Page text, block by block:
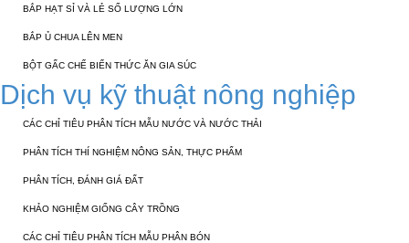
BẮP HẠT SỈ VÀ LẺ SỐ LƯỢNG LỚN
BẮP Ủ CHUA LÊN MEN
BỘT GẤC CHẾ BIẾN THỨC ĂN GIA SÚC
Dịch vụ kỹ thuật nông nghiệp
CÁC CHỈ TIÊU PHÂN TÍCH MẪU NƯỚC VÀ NƯỚC THẢI
PHÂN TÍCH THÍ NGHIỆM NÔNG SẢN, THỰC PHẨM
PHÂN TÍCH, ĐÁNH GIÁ ĐẤT
KHẢO NGHIỆM GIỐNG CÂY TRỒNG
CÁC CHỈ TIÊU PHÂN TÍCH MẪU PHÂN BÓN